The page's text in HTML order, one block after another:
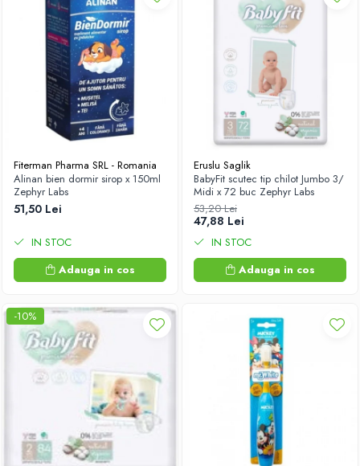
Fiterman Pharma SRL - Romania
Alinan bien dormir sirop x 150ml
Zephyr Labs
51,50 Lei
IN STOC
Adauga in cos
Eruslu Saglik
BabyFit scutec tip chilot Jumbo 3/
Midi x 72 buc Zephyr Labs
53,20 Lei
47,88 Lei
IN STOC
Adauga in cos
-10%